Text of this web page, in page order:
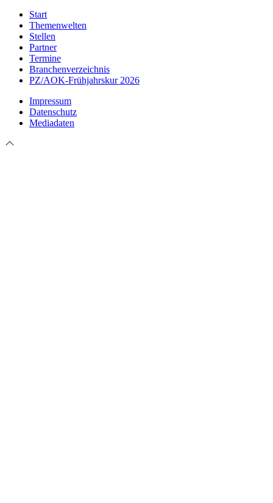
Start
Themenwelten
Stellen
Partner
Termine
Branchenverzeichnis
PZ/AOK-Frühjahrskur 2026
Impressum
Datenschutz
Mediadaten